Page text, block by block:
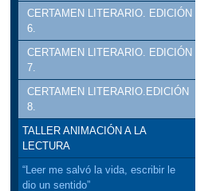
CERTAMEN LITERARIO. EDICIÓN
6.
CERTAMEN LITERARIO. EDICIÓN
7.
CERTAMEN LITERARIO.EDICIÓN
8.
TALLER ANIMACIÓN A LA
LECTURA
“Leer me salvó la vida, escribir le
dio un sentido”